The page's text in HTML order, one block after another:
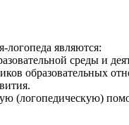
являются:
среды и
образовательных
(логопедическую)